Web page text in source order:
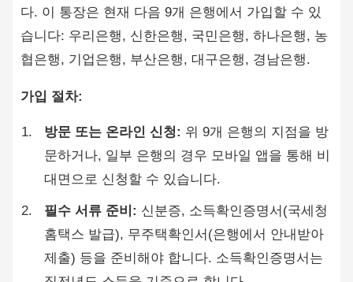
다. 이 통장은 현재 다음 9개 은행에서 가입할 수 있
습니다: 우리은행, 신한은행, 국민은행, 하나은행, 농
협은행, 기업은행, 부산은행, 대구은행, 경남은행.
가입 절차:
방문 또는 온라인 신청: 위 9개 은행의 지점을 방
문하거나, 일부 은행의 경우 모바일 앱을 통해 비
대면으로 신청할 수 있습니다.
필수 서류 준비: 신분증, 소득확인증명서(국세청
홈택스 발급), 무주택확인서(은행에서 안내받아
제출) 등을 준비해야 합니다. 소득확인증명서는